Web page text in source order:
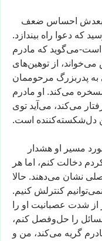
بعدش احساس ضعف
که دعوا راه بیندازد.
است-می‌گوید که مادرم
می‌خواند، از توهین‌های
به پدربزرگ مرحوممان
می‌کند. او مادرم
می‌کند، می‌آید توی
دل‌شکسته‌کننده است.
مسیر او هشدار
دخالت کنم، اما هر
نشان می‌دهند. حالا
نمی‌توانیم کنترلش کنیم.
از شدت عصبانیت او را
را حل‌وفصل کنم،
گریه می‌کند، من و